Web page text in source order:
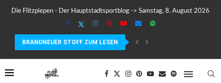
Die Flitzpiepen - Der Hauptstadtsportblog -> Samstag, 8. August 2026
BRANDNEUER STOFF ZUM LESEN
COROS PACE 4 IM TEST – LEICHT, SCHNELL...